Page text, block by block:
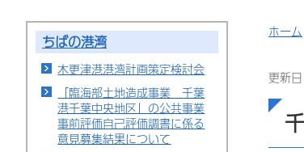
ちばの港湾
木更津港港湾計画策定検討会
「臨海部土地造成事業 千葉
港千葉中央地区」の公共事業
事前評価自己評価調書に係る
意見募集結果について
ホーム
更新